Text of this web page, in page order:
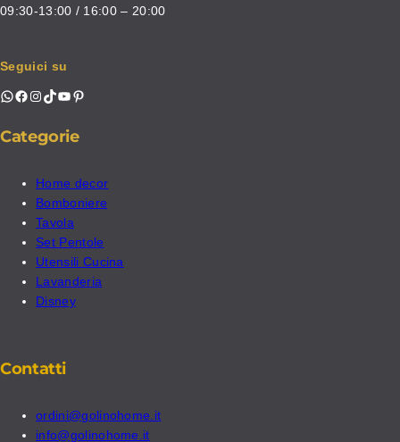
09:30-13:00 / 16:00 – 20:00
Seguici su
WhatsApp Facebook Instagram TikTok YouTube Pinterest
Categorie
Home decor
Bomboniere
Tavola
Set Pentole
Utensili Cucina
Lavanderia
Disney
Contatti
ordini@golinohome.it
info@golinohome.it